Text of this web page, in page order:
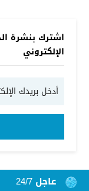
اشترك بنشرة
الإلكتروني
عاجل 24/7